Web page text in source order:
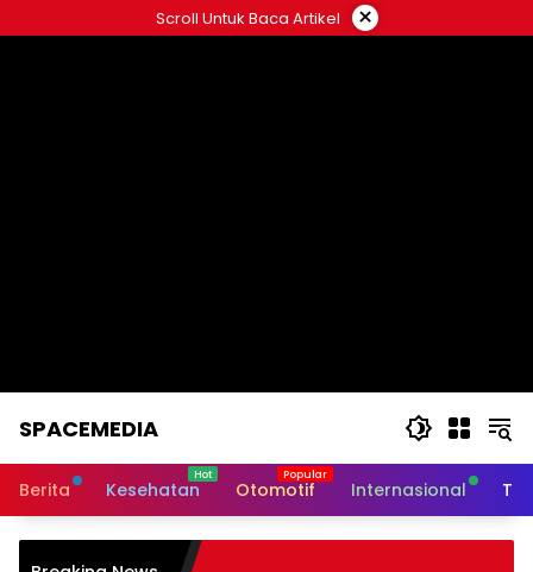
to
Scroll Untuk Baca Artikel ×
SPACEMEDIA
Berita Kesehatan Otomotif Internasional
Burnout pada